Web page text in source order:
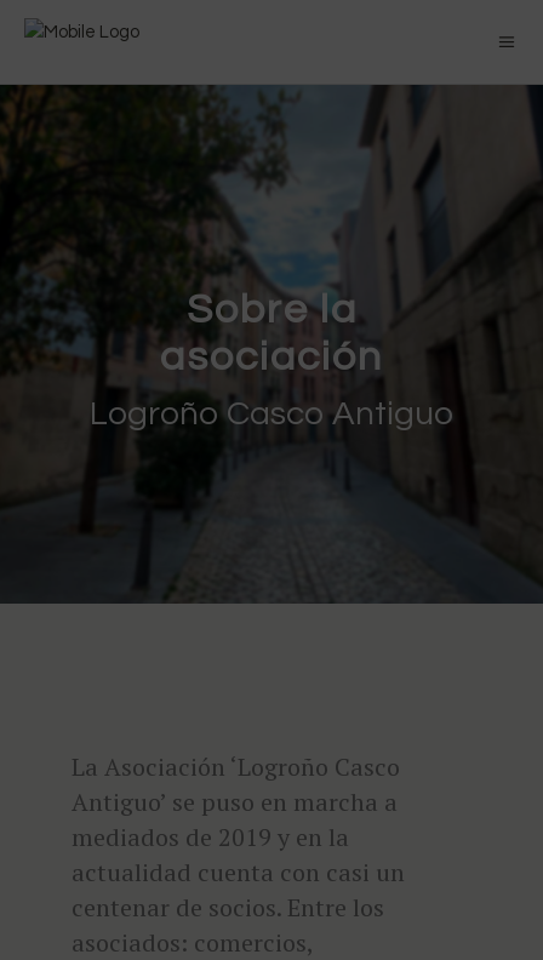
Sobre la
asociación
Logroño Casco Antiguo
La Asociación ‘Logroño Casco
Antiguo’ se puso en marcha a
mediados de 2019 y en la
actualidad cuenta con casi un
centenar de socios. Entre los
asociados: comercios,